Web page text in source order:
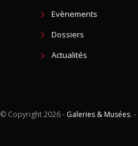
Evènements
Dossiers
Actualités
© Copyright2026 - Galeries & Musées. -